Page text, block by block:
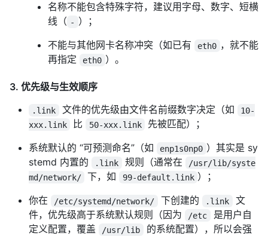
名称不能包含特殊字符，建议用字母、数字、短横
线（ - ）；
不能与其他网卡名称冲突（如已有
eth0 ，就不能
再指定
eth0 ）。
3. 优先级与生效顺序
.link 文件的优先级由文件名前缀数字决定（如
10-
xxx.link
比 50-xxx.link
先被匹配）；
系统默认的 “可预测命名”（如
enp1s0np0 ）其实是 sy
stemd 内置的
.link 规则（通常在
/usr/lib/syste
md/network/
下，如 99-default.link ）；
你在
/etc/systemd/network/ 下创建的 .link
文
件，优先级高于系统默认规则（因为
/etc
是用户自
定义配置，覆盖
/usr/lib
的系统配置），所以会强